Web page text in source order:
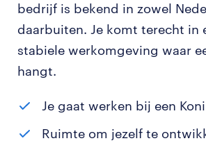
bedrijf is bekend in zowel
daarbuiten. Je komt terecht in
stabiele werkomgeving waar
hangt.
Je gaat werken bij een
Ruimte om jezelf te